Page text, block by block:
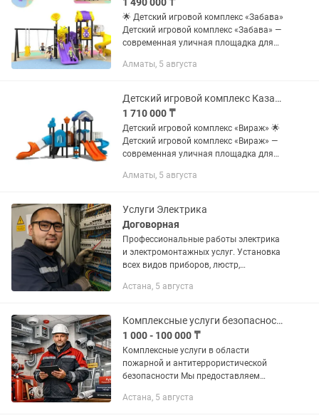
🌟 Детский игровой комплекс «Забава»
Детский игровой комплекс «Забава» —
современная уличная площадка для
Идеально подходит для детских садов,
Алматы, 5 августа
Детский игровой комплекс Казахстан
1 710 000 ₸
Детский игровой комплекс «Вираж» 🌟
Детский игровой комплекс «Вираж» —
современная уличная площадка для
детей. Благодаря трем видам горок и
Алматы, 5 августа
Услуги Электрика
Договорная
Профессиональные работы электрика
и электромонтажных услуг. Установка
всех видов приборов, люстр,
щитов. Монтаж проводки Делаем свою
Астана, 5 августа
Комплексные услуги безопасности
1 000 - 100 000 ₸
Комплексные услуги в области
пожарной и антитеррористической
безопасности Мы предоставляем
предприятий и объектов любого
Астана, 5 августа